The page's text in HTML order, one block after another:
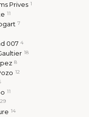
Prives 1
11
7
007 4
18
8
12
11
29
14